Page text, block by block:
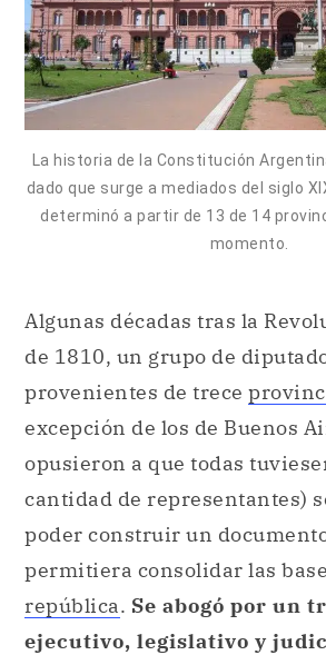
La historia de la Constitución
dado que surge a mediados del siglo
determinó a partir de 13 de 14
momento.
Algunas décadas tras la
de 1810, un grupo de
provenientes de trece
excepción de los de Buenos
opusieron a que todas
cantidad de representantes)
poder construir un
permitiera consolidar las
república. Se abogó por un
ejecutivo, legislativo y